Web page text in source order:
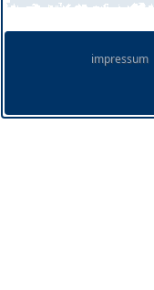
impressum